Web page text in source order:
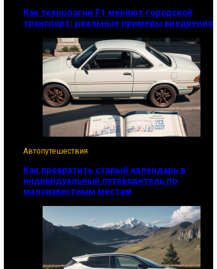
Как технологии F1 меняют городской
транспорт: реальные примеры внедрения
Автопутешествия
Как превратить старый календарь в
индивидуальный путеводитель по
малоизвестным местам